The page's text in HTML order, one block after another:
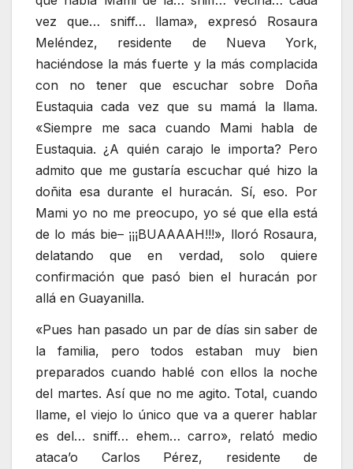
vez que… sniff… llama», expresó Rosaura
Meléndez, residente de Nueva York,
haciéndose la más fuerte y la más complacida
con no tener que escuchar sobre Doña
Eustaquia cada vez que su mamá la llama.
«Siempre me saca cuando Mami habla de
Eustaquia. ¿A quién carajo le importa? Pero
admito que me gustaría escuchar qué hizo la
doñita esa durante el huracán. Sí, eso. Por
Mami yo no me preocupo, yo sé que ella está
de lo más bie– ¡¡¡BUAAAAH!!!», lloró Rosaura,
delatando que en verdad, solo quiere
confirmación que pasó bien el huracán por
allá en Guayanilla.
«Pues han pasado un par de días sin saber de
la familia, pero todos estaban muy bien
preparados cuando hablé con ellos la noche
del martes. Así que no me agito. Total, cuando
llame, el viejo lo único que va a querer hablar
es del… sniff… ehem… carro», relató medio
ataca’o Carlos Pérez, residente de